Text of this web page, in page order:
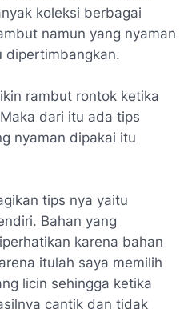
koleksi berbagai
namun yang nyaman
dipertimbangkan.
rambut rontok ketika
dari itu ada tips
nyaman dipakai itu
tips nya yaitu
Bahan yang
karena bahan
itulah saya memilih
licin sehingga ketika
cantik dan tidak